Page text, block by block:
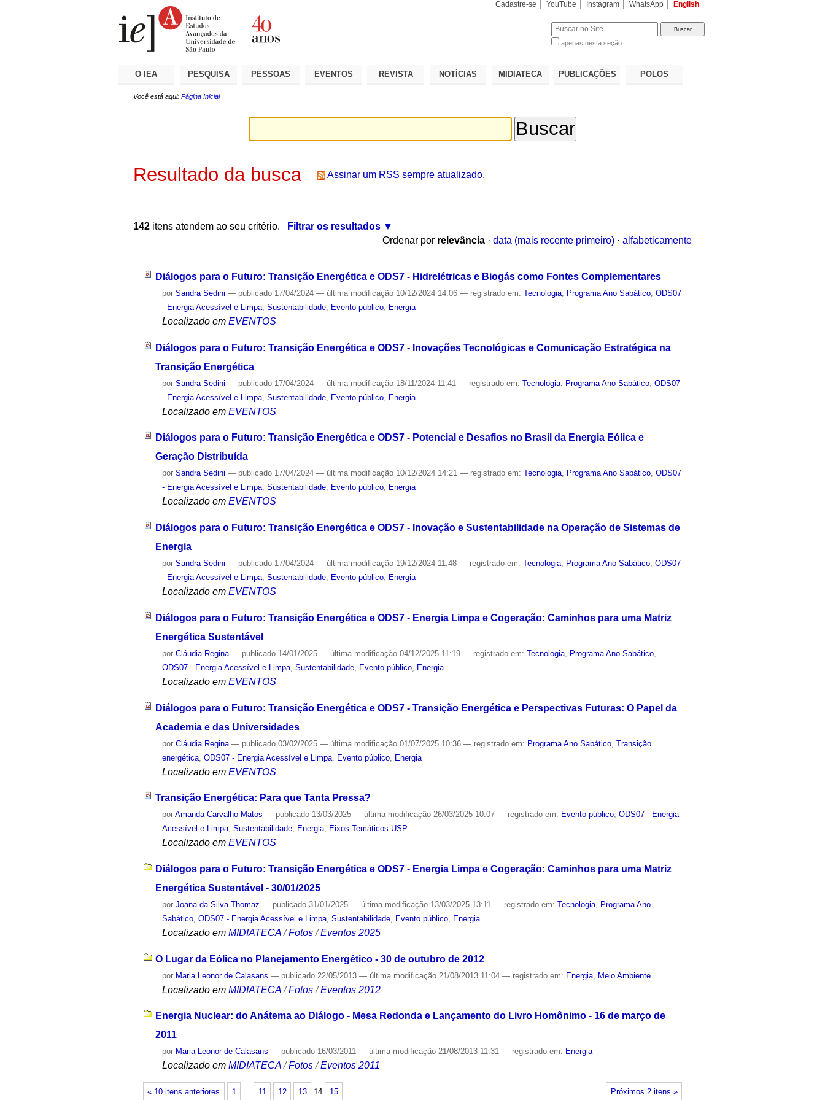
Cadastre-se YouTube Instagram WhatsApp English
apenas nesta seção
O IEA PESQUISA PESSOAS EVENTOS REVISTA NOTÍCIAS MIDIATECA PUBLICAÇÕES POLOS
Você está aqui: Página Inicial
Resultado da busca Assinar um RSS sempre atualizado.
142 itens atendem ao seu critério.
Filtrar os resultados
Ordenar por relevância · data (mais recente primeiro) · alfabeticamente
Diálogos para o Futuro: Transição Energética e ODS7 - Hidrelétricas e Biogás como Fontes Complementares
porSandra Sedini — publicado 17/04/2024— última modificação 10/12/2024 14:06— registrado em:Tecnologia Programa Ano Sabático ,ODS07
- Energia Acessível e Limpa ,Sustentabilidade Evento público Energia
Localizado em EVENTOS
Diálogos para o Futuro: Transição Energética e ODS7 - Inovações Tecnológicas e Comunicação Estratégica na
Transição Energética
porSandra Sedini — publicado 17/04/2024— última modificação 18/11/2024 11:41— registrado em:Tecnologia Programa Ano Sabático ,ODS07
- Energia Acessível e Limpa ,Sustentabilidade Evento público Energia
Localizado em EVENTOS
Diálogos para o Futuro: Transição Energética e ODS7 - Potencial e Desafios no Brasil da Energia Eólica e
Geração Distribuída
porSandra Sedini — publicado 17/04/2024— última modificação 10/12/2024 14:21— registrado em:Tecnologia, Programa Ano Sabático,ODS07
- Energia Acessível e Limpa,Sustentabilidade, Evento público, Energia
Localizado em EVENTOS
Diálogos para o Futuro: Transição Energética e ODS7 - Inovação e Sustentabilidade na Operação de Sistemas de
Energia
porSandra Sedini — publicado 17/04/2024— última modificação 19/12/2024 11:48— registrado em:Tecnologia, Programa Ano Sabático,ODS07
- Energia Acessível e Limpa,Sustentabilidade, Evento público, Energia
Localizado em EVENTOS
Diálogos para o Futuro: Transição Energética e ODS7 - Energia Limpa e Cogeração: Caminhos para uma Matriz
Energética Sustentável
porCláudia Regina — publicado 14/01/2025— última modificação 04/12/2025 11:19— registrado em:Tecnologia Programa Ano Sabático
ODS07 - Energia Acessível e Limpa ,Sustentabilidade Evento público Energia
Localizado em EVENTOS
Diálogos para o Futuro: Transição Energética e ODS7 - Transição Energética e Perspectivas Futuras: O Papel da
Academia e das Universidades
porCláudia Regina — publicado 03/02/2025— última modificação 01/07/2025 10:36— registrado em: Programa Ano Sabático ,Transição
energética ,ODS07 - Energia Acessível e Limpa Evento público Energia
Localizado em EVENTOS
Transição Energética: Para que Tanta Pressa?
porAmanda Carvalho Matos — publicado 13/03/2025— última modificação 26/03/2025 10:07— registrado em: Evento público,ODS07 - Energia
Acessível e Limpa,Sustentabilidade, Energia, Eixos Temáticos USP
Localizado em EVENTOS
Diálogos para o Futuro: Transição Energética e ODS7 - Energia Limpa e Cogeração: Caminhos para uma Matriz
Energética Sustentável - 30/01/2025
porJoana da Silva Thomaz — publicado 31/01/2025— última modificação 13/03/2025 13:11— registrado em:Tecnologia
Programa Ano
Sabático ,ODS07 - Energia Acessível e Limpa ,Sustentabilidade Evento público Energia
Localizado em MIDIATECA /Fotos /Eventos 2025
O Lugar da Eólica no Planejamento Energético - 30 de outubro de 2012
por Maria Leonor de Calasans — publicado 22/05/2013— última modificação 21/08/2013 11:04— registrado em: Energia Meio Ambiente
Localizado em MIDIATECA /Fotos /Eventos 2012
Energia Nuclear: do Anátema ao Diálogo - Mesa Redonda e Lançamento do Livro Homônimo - 16 de março de
2011
por Maria Leonor de Calasans — publicado 16/03/2011— última modificação 21/08/2013 11:31— registrado em: Energia
Localizado em MIDIATECA /Fotos /Eventos 2011
« 10 itens anteriores Próximos 2 itens »
1 11 12 13 14 15